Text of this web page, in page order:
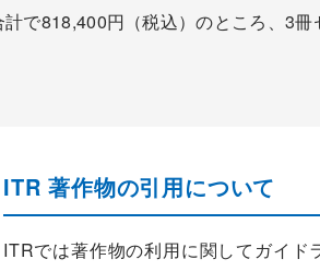
で818,400円（税込）のところ、3
ITR 著作物の引用について
ITRでは著作物の利用に関してガイ